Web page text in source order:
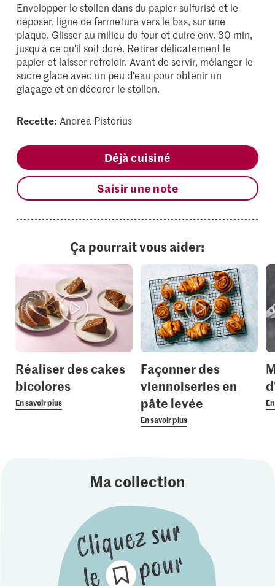
Envelopper le stollen dans du papier sulfurisé et le
déposer, ligne de fermeture vers le bas, sur une
plaque. Glisser au milieu du four et cuire env. 30 min,
jusqu'à ce qu'il soit doré. Retirer délicatement le
papier et laisser refroidir. Avant de servir, mélanger le
sucre glace avec un peu d'eau pour obtenir un
glaçage et en décorer le stollen.
Recette: Andrea Pistorius
Déjà cuisiné
Saisir une note
Ça pourrait vous aider:
Réaliser des cakes
bicolores
En savoir plus
Façonner des
viennoiseries en
pâte levée
En savoir plus
Ma collection